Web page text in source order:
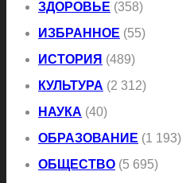
ЗДОРОВЬЕ (358)
ИЗБРАННОЕ (55)
ИСТОРИЯ (489)
КУЛЬТУРА (2 312)
НАУКА (40)
ОБРАЗОВАНИЕ (1 193)
ОБЩЕСТВО (5 695)